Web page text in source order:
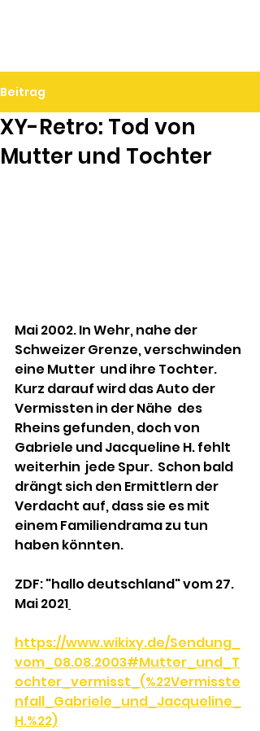
Beitrag
XY-Retro: Tod von
Mutter und Tochter
Mai 2002. In Wehr, nahe der
Schweizer Grenze, verschwinden
eine Mutter  und ihre Tochter.
Kurz darauf wird das Auto der
Vermissten in der Nähe  des
Rheins gefunden, doch von
Gabriele und Jacqueline H. fehlt
weiterhin  jede Spur.  Schon bald
drängt sich den Ermittlern der
Verdacht auf, dass sie es mit
einem Familiendrama zu tun
haben könnten.
ZDF: "hallo deutschland" vom 27.
Mai 2021
https://www.wikixy.de/Sendung_
vom_08.08.2003#Mutter_und_T
ochter_vermisst_(%22Vermisste
nfall_Gabriele_und_Jacqueline_
H.%22)